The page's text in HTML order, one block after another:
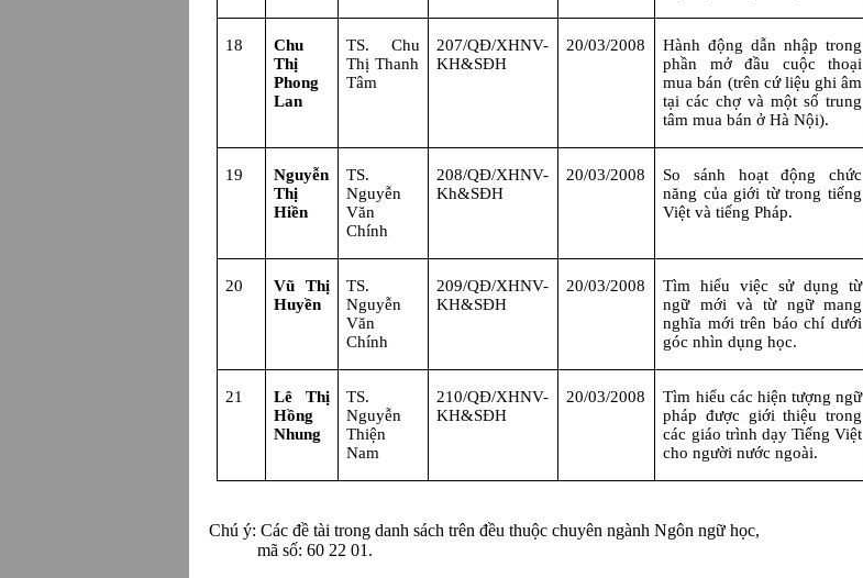
18
Chu
Thị
Phong
Lan
TS. Chu
Thị Thanh
Tâm
207/QĐ/XHNV-
KH&SĐH
20/03/2008
Hành động dẫn nhập trong
phần mở đầu cuộc thoại
mua bán (trên cứ liệu ghi âm
tại các chợ và một số trung
tâm mua bán ở Hà Nội).
19
Nguyễn
Thị
Hiền
TS.
Nguyễn
Văn
Chính
208/QĐ/XHNV-
Kh&SĐH
20/03/2008
So sánh hoạt động chức
năng của giới từ trong tiếng
Việt và tiếng Pháp.
20
Vũ Thị
Huyền
TS.
Nguyễn
Văn
Chính
209/QĐ/XHNV-
KH&SĐH
20/03/2008
Tìm hiểu việc sử dụng từ
ngữ mới và từ ngữ mang
nghĩa mới trên báo chí dưới
góc nhìn dụng học.
21
Lê Thị
Hồng
Nhung
TS.
Nguyễn
Thiện
Nam
210/QĐ/XHNV-
KH&SĐH
20/03/2008
Tìm hiểu các hiện tượng ngữ
pháp được giới thiệu trong
các giáo trình dạy Tiếng Việt
cho người nước ngoài.
Chú ý: Các đề tài trong danh sách trên đều thuộc chuyên ngành Ngôn ngữ học,
mã số: 60 22 01.